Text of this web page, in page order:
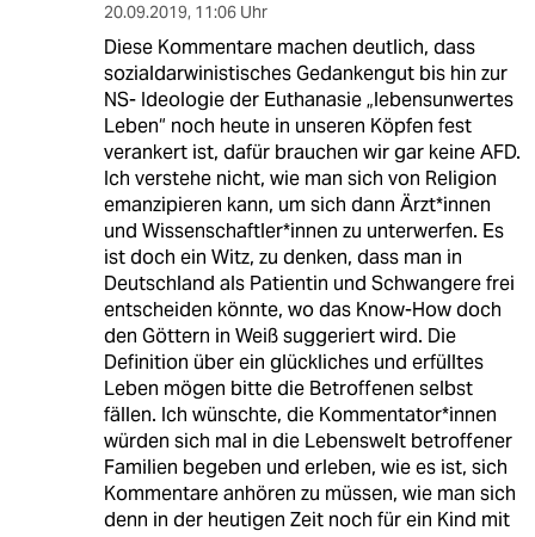
20.09.2019, 11:06 Uhr
Diese Kommentare machen deutlich, dass
sozialdarwinistisches Gedankengut bis hin zur
NS- Ideologie der Euthanasie „lebensunwertes
Leben“ noch heute in unseren Köpfen fest
verankert ist, dafür brauchen wir gar keine AFD.
Ich verstehe nicht, wie man sich von Religion
emanzipieren kann, um sich dann Ärzt*innen
und Wissenschaftler*innen zu unterwerfen. Es
ist doch ein Witz, zu denken, dass man in
Deutschland als Patientin und Schwangere frei
entscheiden könnte, wo das Know-How doch
den Göttern in Weiß suggeriert wird. Die
Definition über ein glückliches und erfülltes
Leben mögen bitte die Betroffenen selbst
fällen. Ich wünschte, die Kommentator*innen
würden sich mal in die Lebenswelt betroffener
Familien begeben und erleben, wie es ist, sich
Kommentare anhören zu müssen, wie man sich
denn in der heutigen Zeit noch für ein Kind mit